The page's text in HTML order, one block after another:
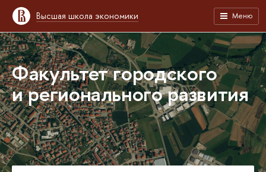
Высшая школа экономики Меню
Факультет городского
и регионального развития